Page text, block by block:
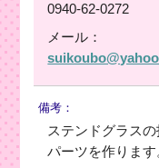
0940-62-0272
メール：
備考：
ステンドグラス
パーツを作ります